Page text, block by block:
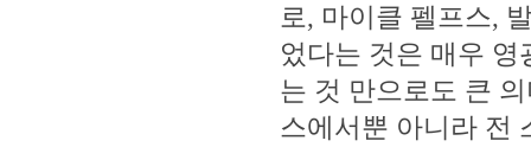
로, 마이클 펠프스,
었다는 것은 매우
는 것 만으로도 큰
스에서뿐 아니라 전